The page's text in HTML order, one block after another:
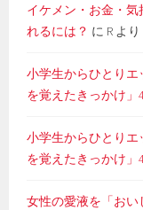
イケメン・お金・
れるには？ に R より
小学生からひとり
を覚えたきっかけ」
小学生からひとり
を覚えたきっかけ」
女性の愛液を「お